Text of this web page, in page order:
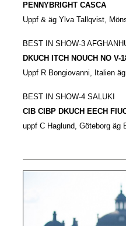
PENNYBRIGHT CASCA
Uppf & äg Ylva Tallqvist,
BEST IN SHOW-3
DKUCH ITCH NOUCH NO V-
Uppf R Bongiovanni, Italien
BEST IN SHOW-4 SALUKI
CIB CIBP DKUCH EECH
uppf C Haglund, Göteborg äg